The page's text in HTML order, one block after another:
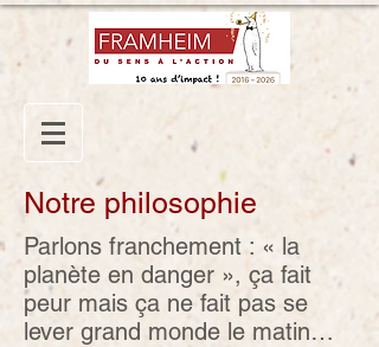
Notre philosophie
Parlons franchement : « la
planète en danger », ça fait
peur mais ça ne fait pas se
lever grand monde le matin…